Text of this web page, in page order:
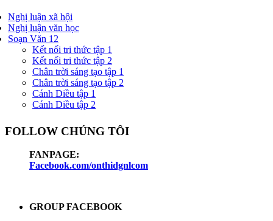
Nghị luận xã hội
Nghị luận văn học
Soạn Văn 12
Kết nối tri thức tập 1
Kết nối tri thức tập 2
Chân trời sáng tạo tập 1
Chân trời sáng tạo tập 2
Cánh Diều tập 1
Cánh Diều tập 2
FOLLOW CHÚNG TÔI
FANPAGE:
Facebook.com/onthidgnlcom
GROUP FACEBOOK